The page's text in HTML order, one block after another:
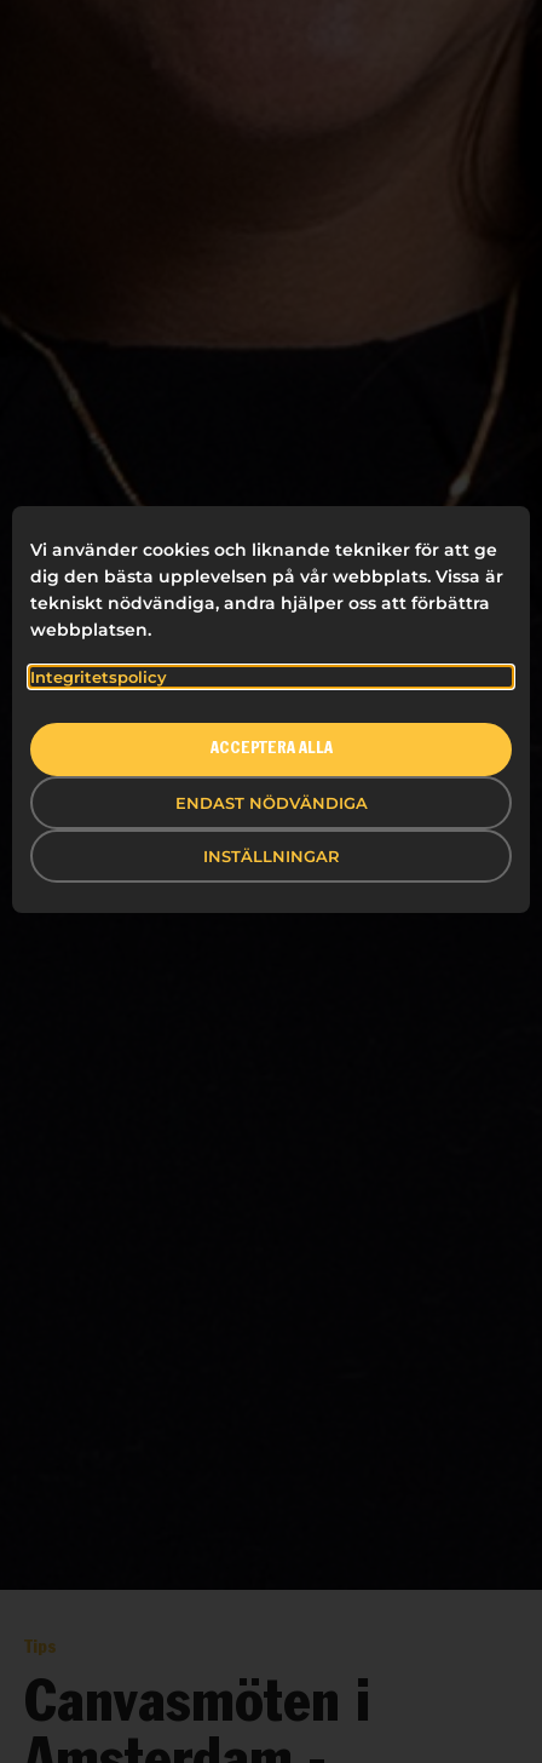
Tips
Canvasmöten i
Vi använder cookies och liknande tekniker för att ge
dig den bästa upplevelsen på vår webbplats. Vissa är
tekniskt nödvändiga, andra hjälper oss att förbättra
webbplatsen.
Integritetspolicy
ENDAST NÖDVÄNDIGA
INSTÄLLNINGAR
ACCEPTERA ALLA